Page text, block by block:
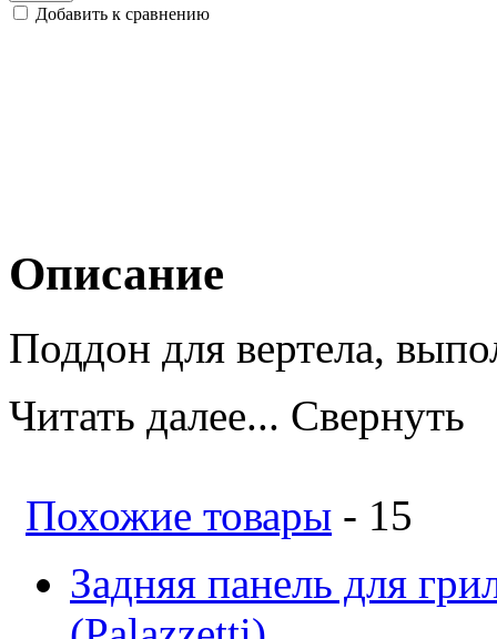
Добавить к сравнению
Описание
Поддон для вертела,
Читать далее... Свернуть
Похожие товары - 15
Задняя панель для